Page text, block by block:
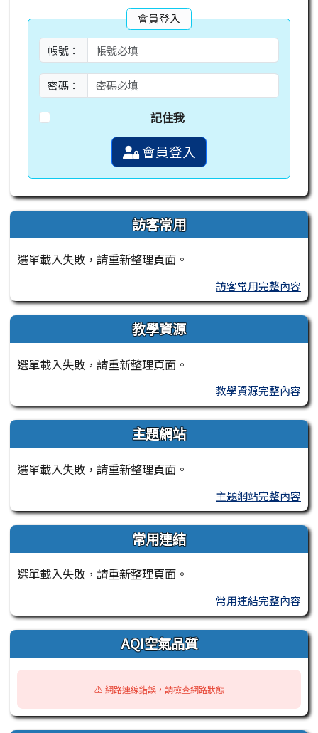
會員登入
帳號：
密碼：
記住我
會員登入
訪客常用
選單載入失敗，請重新整理頁面。
訪客常用完整內容
教學資源
選單載入失敗，請重新整理頁面。
教學資源完整內容
主題網站
選單載入失敗，請重新整理頁面。
主題網站完整內容
常用連結
選單載入失敗，請重新整理頁面。
常用連結完整內容
AQI空氣品質
⚠️ 網路連線錯誤，請檢查網路狀態